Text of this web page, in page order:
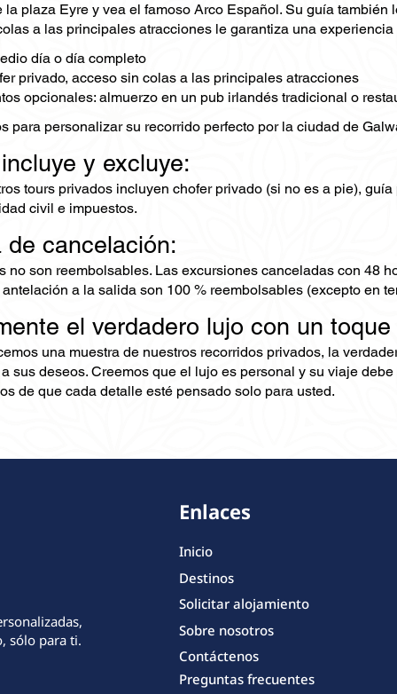
la plaza Eyre y vea el famoso Arco Español. Su guía
a las principales atracciones le garantiza una
día o día completo
privado, acceso sin colas a las principales atracciones
opcionales: almuerzo en un pub irlandés tradicional o
para personalizar su recorrido perfecto por la ciudad de
y excluye:
tours privados incluyen chofer privado (si no es a pie),
civil e impuestos.
de cancelación:
no son reembolsables. Las excursiones canceladas con 48
a la salida son 100 % reembolsables (excepto en
el verdadero lujo con un
una muestra de nuestros recorridos privados, la
sus deseos. Creemos que el lujo es personal y su viaje
de que cada detalle esté pensado solo para usted.
sólo para ti.
Enlaces
Inicio
Destinos
Solicitar alojamiento
Sobre nosotros
Contáctenos
Preguntas frecuentes